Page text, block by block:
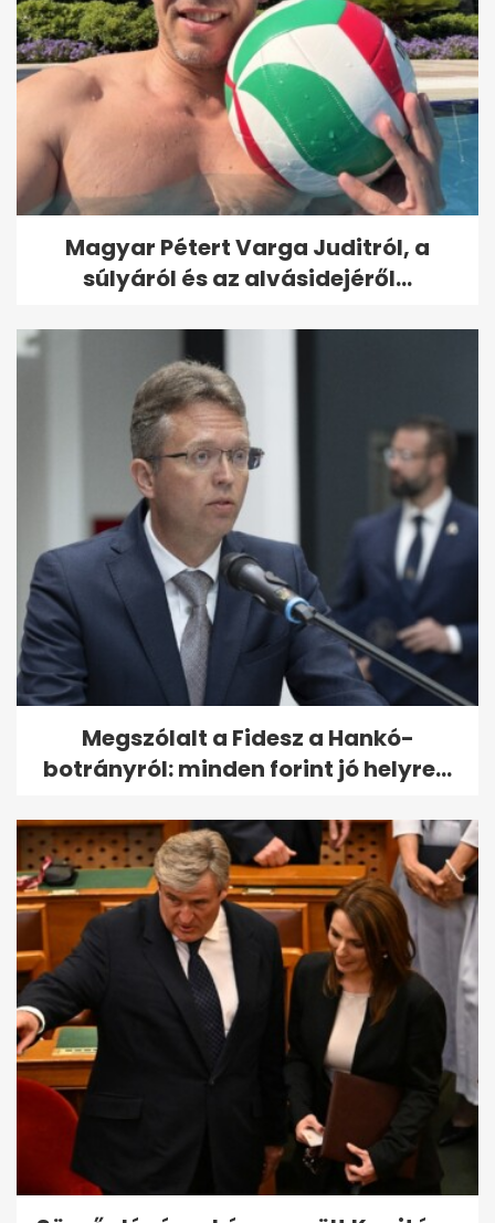
Magyar Pétert Varga Juditról, a
súlyáról és az alvásidejéről...
Megszólalt a Fidesz a Hankó-
botrányról: minden forint jó helyre...